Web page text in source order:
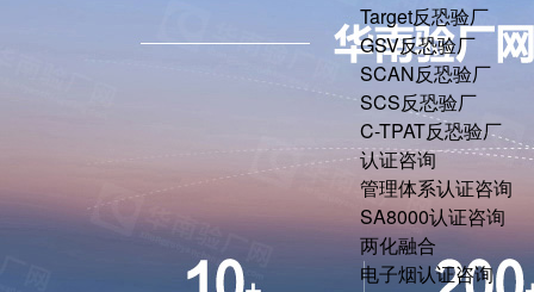
Target反恐验厂
GSV反恐验厂
SCAN反恐验厂
SCS反恐验厂
C-TPAT反恐验厂
认证咨询
管理体系认证咨询
SA8000认证咨询
两化融合
电子烟认证咨询